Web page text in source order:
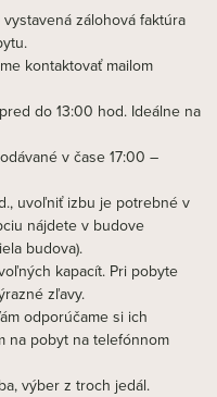
zálohová faktúra
kontaktovať mailom
do 13:00 hod. Ideálne na
v čase 17:00 –
uvoľniť izbu je potrebné v
nájdete v budove
budova).
kapacít. Pri pobyte
zľavy.
odporúčame si ich
na pobyt na telefónnom
výber z troch jedál.